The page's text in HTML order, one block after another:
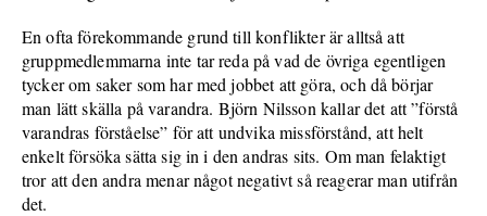
En ofta förekommande grund till konflikter är alltså att
gruppmedlemmarna inte tar reda på vad de övriga egentligen
tycker om saker som har med jobbet att göra, och då börjar
man lätt skälla på varandra. Björn Nilsson kallar det att ”förstå
varandras förståelse” för att undvika missförstånd, att helt
enkelt försöka sätta sig in i den andras sits. Om man felaktigt
tror att den andra menar något negativt så reagerar man utifrån
det.